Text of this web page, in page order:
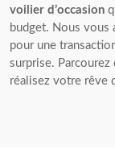
voilier d’occasion
budget. Nous vous
pour une
surprise. Parcourez
réalisez votre rêve